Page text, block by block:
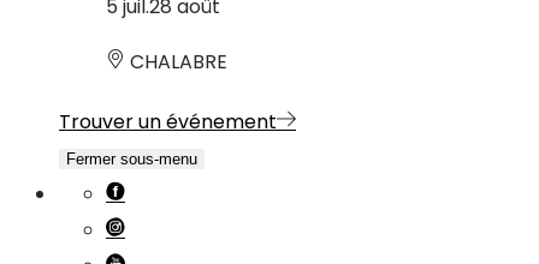
5 juil.28 août
CHALABRE
Trouver un événement
Fermer sous-menu